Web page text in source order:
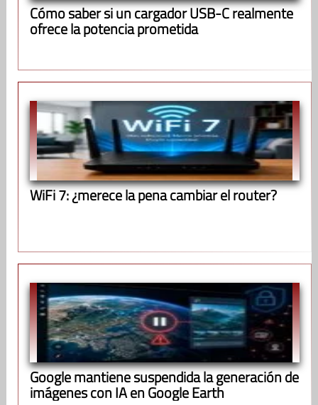
Cómo saber si un cargador USB-C realmente
ofrece la potencia prometida
WiFi 7: ¿merece la pena cambiar el router?
Google mantiene suspendida la generación de
imágenes con IA en Google Earth